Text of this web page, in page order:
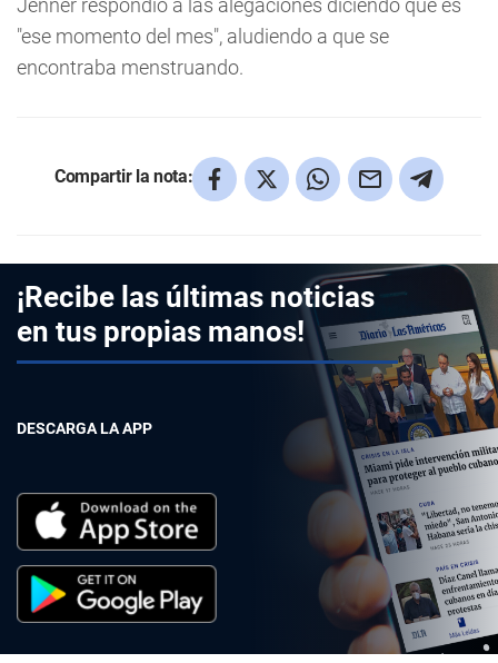
Jenner respondió a las alegaciones diciendo que es
"ese momento del mes", aludiendo a que se
encontraba menstruando.
Compartir la nota:
¡Recibe las últimas noticias
en tus propias manos!
DESCARGA LA APP